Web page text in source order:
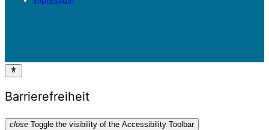
Barrierefreiheit
close Toggle the visibility of the Accessibility Toolbar